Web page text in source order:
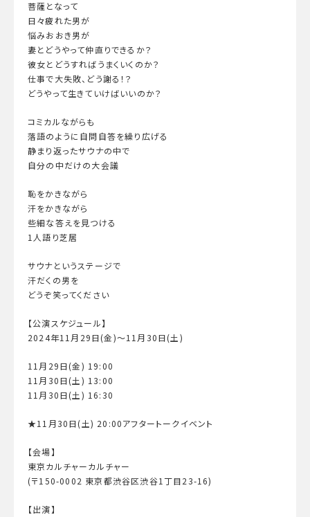
菩薩となって
日々疲れた男が
悩みおおき男が
妻とどうやって仲直りできるか？
彼女とどうすればうまくいくのか？
仕事で大失敗、どう謝る！？
どうやって生きていけばいいのか？
コミカルながらも
落語のように自問自答を繰り広げる
静まり返ったサウナの中で
自分の中だけの大会議
恥をかきながら
汗をかきながら
些細な答えを見つける
1人語り芝居
サウナというステージで
汗だくの男を
どうぞ笑ってください
【公演スケジュール】
2024年11月29日(金)～11月30日(土)
11月29日(金) 19:00
11月30日(土) 13:00
11月30日(土) 16:30
★11月30日(土) 20:00アフタートークイベント
【会場】
東京カルチャーカルチャー
(〒150-0002 東京都渋谷区渋谷1丁目23-16)
【出演】